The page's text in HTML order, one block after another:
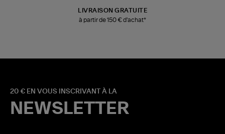
LIVRAISON GRATUITE
à partir de 150 € d'achat*
20 € EN VOUS INSCRIVANT À LA
NEWSLETTER